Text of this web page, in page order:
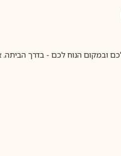
ובמקום הנוח לכם - בדרך הביתה.